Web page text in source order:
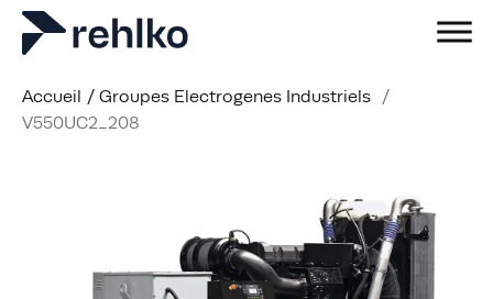
Accueil / Groupes Electrogenes Industriels
/
V550UC2_208